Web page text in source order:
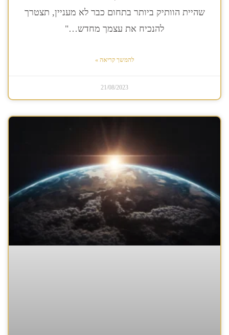
שהיית הוותיק ביותר בתחום כבר לא מעניין, תצטרך
להנכיח את עצמך מחדש…"
להמשך קריאה »
21/08/2023